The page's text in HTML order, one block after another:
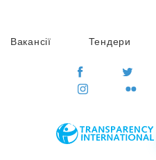
Вакансії Тендери